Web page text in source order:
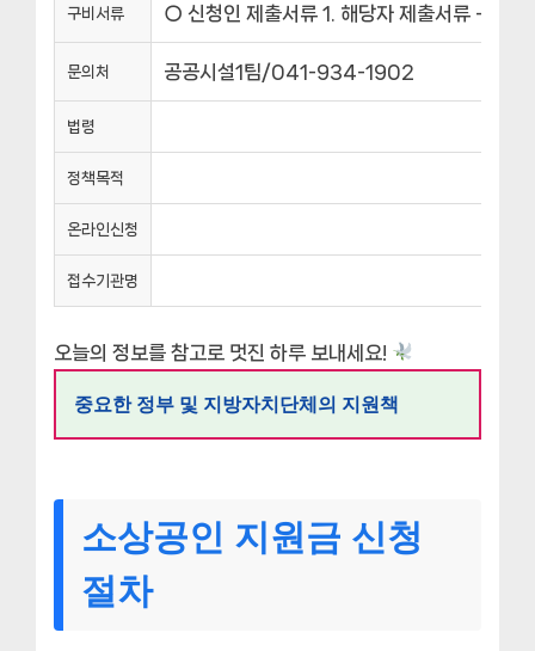
구비서류 ○ 신청인 제출서류 1. 해당자 제출서류 – 만
문의처 공공시설1팀/041-934-1902
법령
정책목적
온라인신청
접수기관명
오늘의 정보를 참고로 멋진 하루 보내세요!
중요한 정부 및 지방자치단체의 지원책
소상공인 지원금 신청
절차